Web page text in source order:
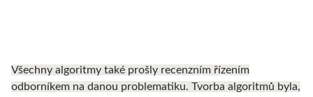
Všechny algoritmy také prošly recenzním řízením
odborníkem na danou problematiku. Tvorba algoritmů byla,